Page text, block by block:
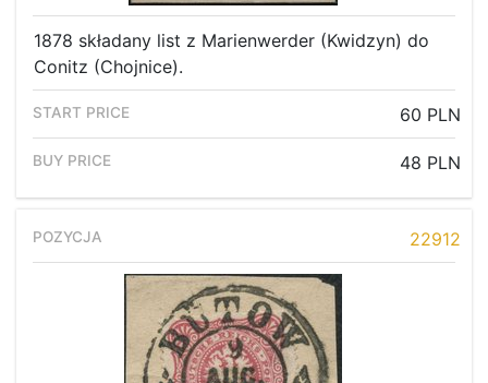
1878 składany list z Marienwerder (Kwidzyn) do
Conitz (Chojnice).
60 PLN
48 PLN
22912